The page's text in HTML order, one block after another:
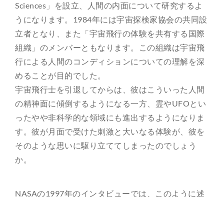
Sciences」を設立、人間の内面について研究するよ
うになります。1984年には宇宙探検家協会の共同設
立者となり、また「宇宙飛行の体験を共有する国際
組織」のメンバーともなります。この組織は宇宙飛
行による人間のコンディションについての理解を深
めることが目的でした。
宇宙飛行士を引退してからは、彼はこういった人間
の精神面に傾倒するようになる一方、霊やUFOとい
ったやや非科学的な領域にも進出するようになりま
す。彼が月面で受けた刺激と大いなる体験が、彼を
そのような思いに駆り立ててしまったのでしょう
か。
NASAの1997年のインタビューでは、このように述